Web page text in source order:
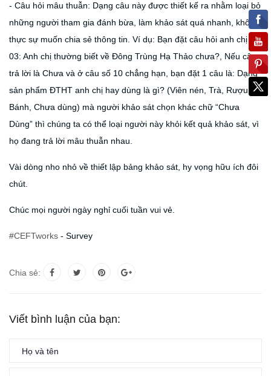
- Câu hỏi mâu thuẫn: Dạng câu này được thiết kế ra nhằm loại bỏ
những người tham gia đánh bừa, làm khảo sát quá nhanh, không
thực sự muốn chia sẻ thông tin. Ví dụ: Bạn đặt câu hỏi anh chị số
03: Anh chị thường biết về Đông Trùng Hạ Thảo chưa?, Nếu câu
trả lời là Chưa và ở câu số 10 chẳng hạn, bạn đặt 1 câu là: Dạng
sản phẩm ĐTHT anh chị hay dùng là gì? (Viên nén, Trà, Rượu,
Bánh, Chưa dùng) mà người khảo sát chọn khác chữ “Chưa
Dùng” thì chúng ta có thể loại người này khỏi kết quả khảo sát, vì
họ đang trả lời mâu thuẫn nhau.
Vài dòng nho nhỏ về thiết lập bảng khảo sát, hy vọng hữu ích đôi
chút.
Chúc mọi người ngày nghỉ cuối tuần vui vẻ.
#CEFTworks - Survey
Chia sẻ:
Viết bình luận của bạn: